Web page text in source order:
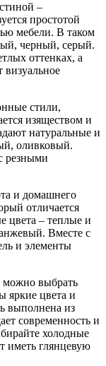
–
простотой
мебели. В таком
черный, серый.
оттенках, а
визуальное
стили,
изяществом и
натуральные и
оливковый.
резными
и домашнего
отличается
цвета – теплые и
Вместе с
и элементы
можно выбрать
яркие цвета и
выполнена из
современность и
холодные
иметь глянцевую